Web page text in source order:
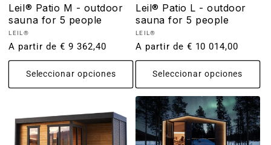
Leil® Patio M - outdoor
sauna for 5 people
Proveedor:
LEIL®
Precio
habitual
A partir de € 9 362,40
Seleccionar opciones
Leil® Patio L - outdoor
sauna for 5 people
Proveedor:
LEIL®
Precio
habitual
A partir de € 10 014,00
Seleccionar opciones